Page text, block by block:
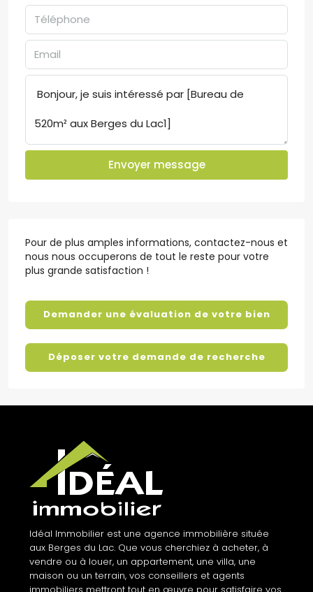
Envoyer message
Pour de plus amples informations, contactez-nous et
nous nous occuperons de tout le reste pour votre
plus grande satisfaction !
Demander une évaluation de votre bien
Déposer votre demande de recherche
Idéal Immobilier est une agence immobilière située
aux Berges du Lac. Que vous cherchiez à acheter, à
vendre ou à louer, un appartement, une villa, une
maison ou un terrain, vos conseillers et agents